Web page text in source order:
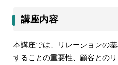
講座内容
本講座では、リレーションの
することの重要性、顧客との